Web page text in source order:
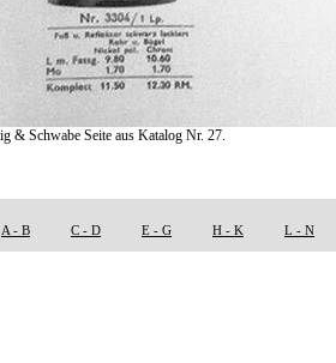
& Schwabe Seite aus Katalog Nr. 27.
A - B C - D E - G H - K L - N